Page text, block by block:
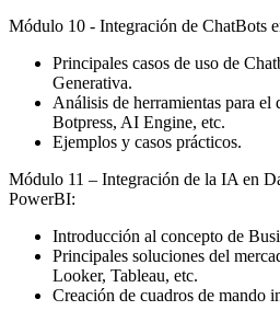
Módulo 10 - Integración de ChatBots
Principales casos de uso de
Generativa.
Análisis de herramientas para
Botpress, AI Engine, etc.
Ejemplos y casos prácticos.
Módulo 11 – Integración de la IA en
PowerBI:
Introducción al concepto de
Principales soluciones del
Looker, Tableau, etc.
Creación de cuadros de mando